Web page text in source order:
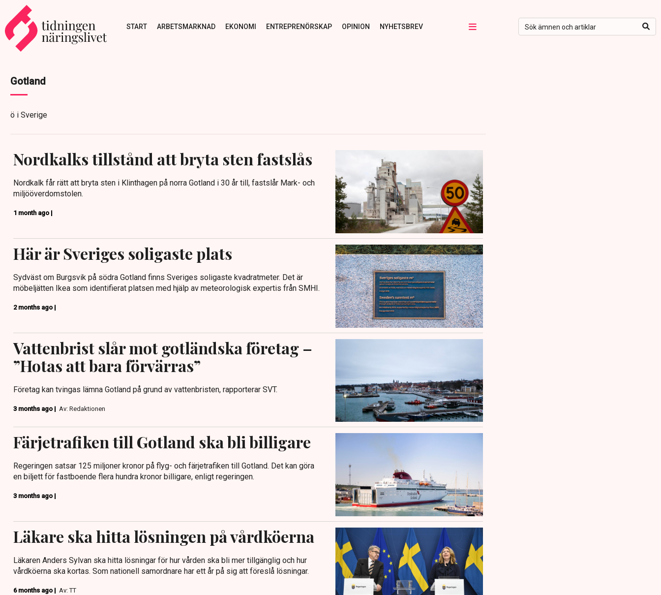
START ARBETSMARKNAD EKONOMI ENTREPRENÖRSKAP OPINION NYHETSBREV
Gotland
ö i Sverige
Nordkalks tillstånd att bryta sten fastslås
Nordkalk får rätt att bryta sten i Klinthagen på norra Gotland i 30 år till, fastslår Mark- och
miljööverdomstolen.
1 month ago |
Här är Sveriges soligaste plats
Sydväst om Burgsvik på södra Gotland finns Sveriges soligaste kvadratmeter. Det är
möbeljätten Ikea som identifierat platsen med hjälp av meteorologisk expertis från SMHI.
2 months ago |
Vattenbrist slår mot gotländska företag –
”Hotas att bara förvärras”
Företag kan tvingas lämna Gotland på grund av vattenbristen, rapporterar SVT.
3 months ago | Av: Redaktionen
Färjetrafiken till Gotland ska bli billigare
Regeringen satsar 125 miljoner kronor på flyg- och färjetrafiken till Gotland. Det kan göra
en biljett för fastboende flera hundra kronor billigare, enligt regeringen.
3 months ago |
Läkare ska hitta lösningen på vårdköerna
Läkaren Anders Sylvan ska hitta lösningar för hur vården ska bli mer tillgänglig och hur
vårdköerna ska kortas. Som nationell samordnare har ett år på sig att föreslå lösningar.
6 months ago | Av: TT